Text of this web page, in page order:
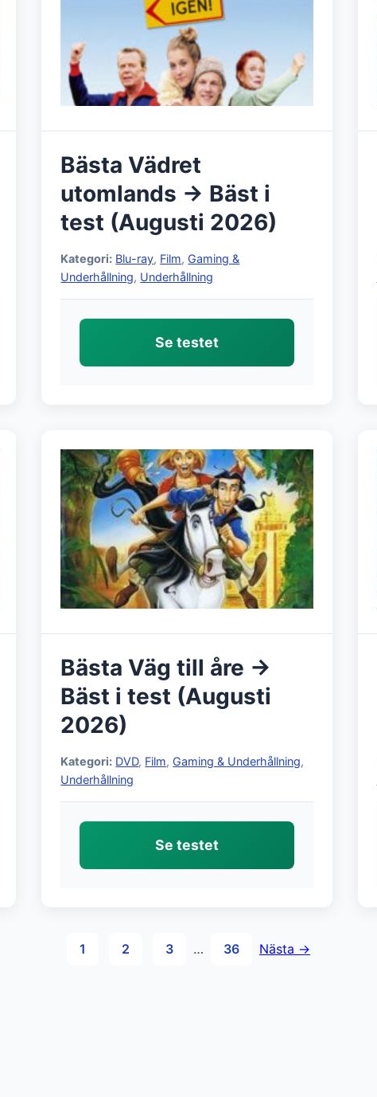
Bästa Vädret
utomlands → Bäst i
test (Augusti 2026)
Kategori: Blu-ray, Film,Gaming &
Underhållning, Underhållning
Se testet
Bästa Väg till åre →
Bäst i test (Augusti
2026)
Kategori: DVD, Film,Gaming & Underhållning,
Underhållning
Se testet
1 2 3 … 36 Nästa →